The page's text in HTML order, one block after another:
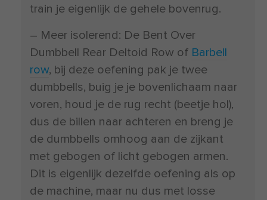
train je eigenlijk de gehele bovenrug.
– Meer isolerend: De Bent Over
Dumbbell Rear Deltoid Row of Barbell
row, bij deze oefening pak je twee
dumbbells, buig je je bovenlichaam naar
voren, houd je de rug recht (beetje hol),
dus de billen naar achteren en breng je
de dumbbells omhoog aan de zijkant
met gebogen of licht gebogen armen.
Dit is eigenlijk dezelfde oefening als op
de machine, maar nu dus met losse